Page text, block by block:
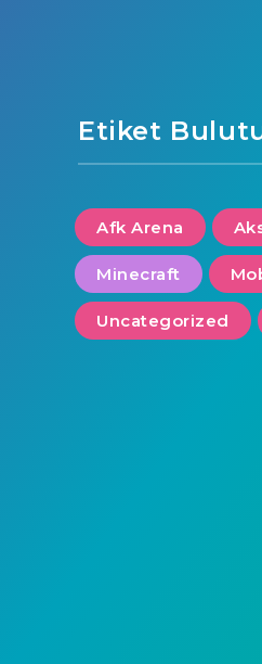
Etiket
Afk Arena
Minecraft
Uncategorized